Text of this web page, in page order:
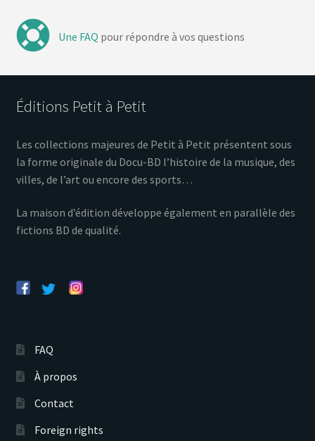
Une FAQ pour répondre à vos questions
Éditions Petit à Petit
Les collections majeures de Petit à Petit présentent sous
la forme originale du Docu-BD l’histoire de la musique, des
villes, de l’art ou encore des sports…
La maison d’édition développe également en parallèle des
fictions BD de qualité.
FAQ
À propos
Contact
Foreign rights